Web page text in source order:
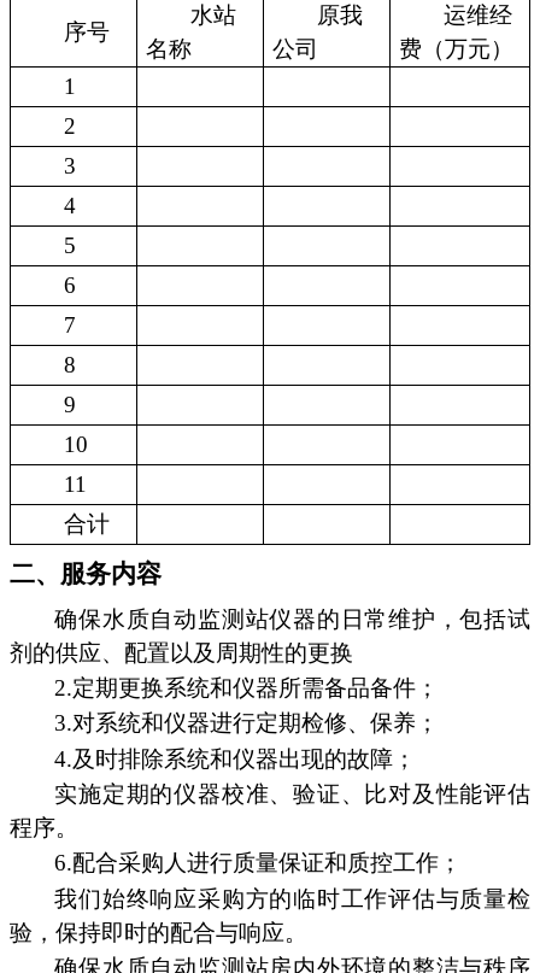
序号
水站
名称
原我
公司
运维经
费（万元）
1
2
3
4
5
6
7
8
9
10
11
合计
二、服务内容
确保水质自动监测站仪器的日常维护，包括试
剂的供应、配置以及周期性的更换
2.定期更换系统和仪器所需备品备件；
3.对系统和仪器进行定期检修、保养；
4.及时排除系统和仪器出现的故障；
实施定期的仪器校准、验证、比对及性能评估
程序。
6.配合采购人进行质量保证和质控工作；
我们始终响应采购方的临时工作评估与质量检
验，保持即时的配合与响应。
确保水质自动监测站房内外环境的整洁与秩序